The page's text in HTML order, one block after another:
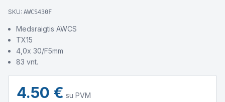
SKU: AWCS430F
Medsraigtis AWCS
TX15
4,0x 30/F5mm
83 vnt.
4.50 € su PVM